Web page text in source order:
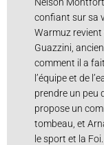
confiant sur sa
Warmuz
Guazzini,
comment il a
l’équipe et de
prendre un peu
propose un
tombeau, et
le sport et la